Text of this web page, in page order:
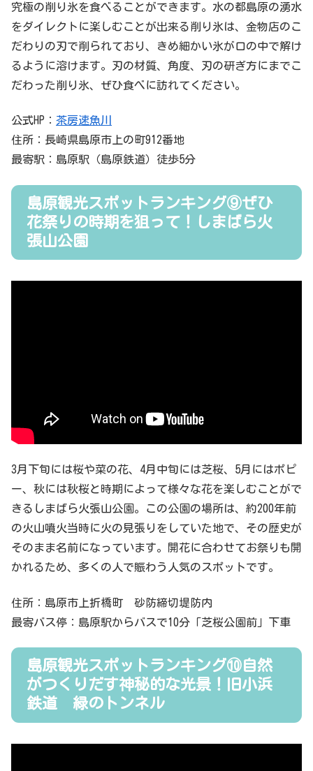
究極の削り氷を食べることができます。水の都島原の湧水
をダイレクトに楽しむことが出来る削り氷は、金物店のこ
だわりの刃で削られており、きめ細かい氷が口の中で解け
るように溶けます。刃の材質、角度、刃の研ぎ方にまでこ
だわった削り氷、ぜひ食べに訪れてください。
公式HP： 茶房速魚川
住所：長崎県島原市上の町912番地
最寄駅：島原駅（島原鉄道）徒歩5分
島原観光スポットランキング⑨ぜひ
花祭りの時期を狙って！しまばら火
張山公園
3月下旬には桜や菜の花、4月中旬には芝桜、5月にはポピ
ー、秋には秋桜と時期によって様々な花を楽しむことがで
きるしまばら火張山公園。この公園の場所は、約200年前
の火山噴火当時に火の見張りをしていた地で、その歴史が
そのまま名前になっています。開花に合わせてお祭りも開
かれるため、多くの人で賑わう人気のスポットです。
住所：島原市上折橋町 砂防締切堤防内
最寄バス停：島原駅からバスで10分「芝桜公園前」下車
島原観光スポットランキング⑩自然
がつくりだす神秘的な光景！旧小浜
鉄道 緑のトンネル